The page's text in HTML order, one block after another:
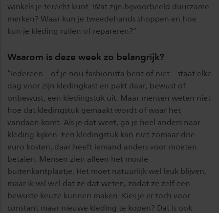
winkels je terecht kunt. Wat zijn bijvoorbeeld duurzame
merken? Waar kun je tweedehands shoppen en hoe
kun je kleding ruilen of repareren?”
Waarom is deze week zo belangrijk?
“Iedereen – of je nou fashionista bent of niet – staat elke
dag voor zijn kledingkast en pakt daar, bewust of
onbewust, een kledingstuk uit. Maar mensen weten niet
hoe dat kledingstuk gemaakt wordt of waar het
vandaan komt. Als je dat weet, ga je heel anders naar
kleding kijken. Een kledingstuk kan niet zomaar drie
euro kosten, daar heeft iemand anders voor moeten
betalen. Mensen zien alleen het mooie
buitenkantplaatje. Het moet natuurlijk wel leuk blijven,
maar ik wil wel dat ze dat weten, zodat ze zelf een
bewuste keuze kunnen maken. Kies je er toch voor
constant maar nieuwe kleding te kopen? Dat is ook